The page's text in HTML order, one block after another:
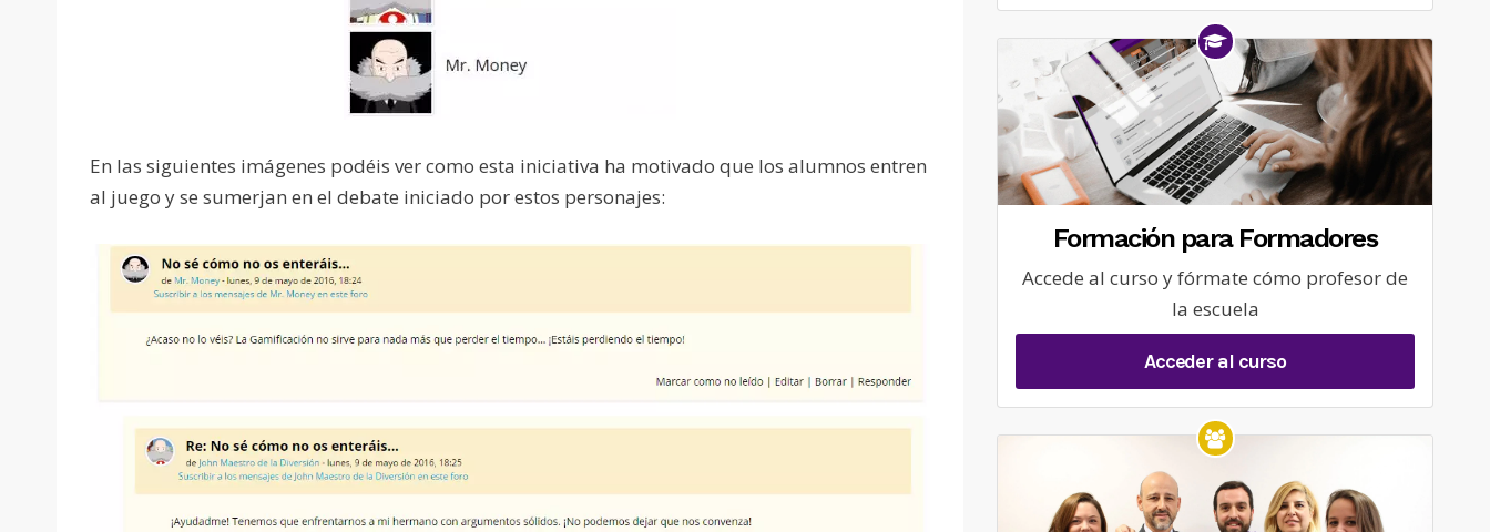
En las siguientes imágenes podéis ver como esta iniciativa ha motivado que los alumnos entren
al juego y se sumerjan en el debate iniciado por estos personajes:
Formación para Formadores
Accede al curso y fórmate cómo profesor de
la escuela
Acceder al curso